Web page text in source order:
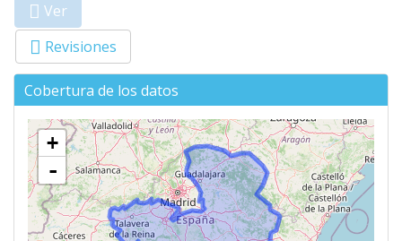
Primary tabs
Ver
activa)
Revisiones
Cobertura de los datos
+
-